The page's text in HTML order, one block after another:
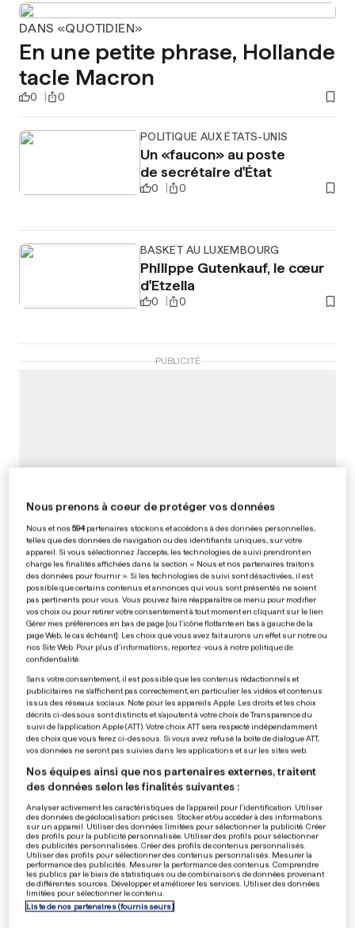
DANS «QUOTIDIEN»
En une petite phrase, Hollande
tacle Macron
0 0
POLITIQUE AUX ÉTATS-UNIS
Un «faucon» au poste
de secrétaire d'État
0 0
BASKET AU LUXEMBOURG
Philippe Gutenkauf, le cœur
d'Etzella
0 0
PUBLICITÉ
PROCÈS AUX ÉTATS-UNIS
Reconnu coupable, Cosby
risque 30 ans de prison
0 0
ÉVÉNEMENT AU LUXEMBOURG
16 000 canards sur la ligne de
départ
0
LIGUE 1 - 35E JOURNÉE
Le FC Metz à quitte ou
double à Lille
0 0
Nous prenons à coeur de protéger vos données
Nous et nos594partenaires stockons et accédons à des données personnelles,
telles que des données de navigation ou des identifiants uniques, sur votre
appareil. Si vous sélectionnez J'accepte, les technologies de suivi prendront en
charge les finalités affichées dans la section « Nous et nos partenaires traitons
des données pour fournir ». Si les technologies de suivi sont désactivées, il est
possible que certains contenus et annonces qui vous sont présentés ne soient
pas pertinents pour vous. Vous pouvez faire réapparaître ce menu pour modifier
vos choix ou pour retirer votre consentement à tout moment en cliquant sur le lien
Gérer mes préférences en bas de page [ou l'icône flottante en bas à gauche de la
page Web, le cas échéant]. Les choix que vous avez fait aurons un effet sur notre ou
nos Site Web. Pour plus d’informations, reportez-vous à notre politique de
confidentialité.
Sans votre consentement, il est possible que les contenus rédactionnels et
publicitaires ne s'affichent pas correctement, en particulier les vidéos et contenus
issus des réseaux sociaux. Note pour les appareils Apple: Les droits et les choix
décrits ci-dessous sont distincts et s'ajoutent à votre choix de Transparence du
suivi de l'application Apple (ATT). Votre choix ATT sera respecté indépendamment
des choix que vous ferez ci-dessous. Si vous avez refusé la boîte de dialogue ATT,
vos données ne seront pas suivies dans les applications et sur les sites web.
Nos équipes ainsi que nos partenaires externes, traitent
des données selon les finalités suivantes :
Analyser activement les caractéristiques de l’appareil pour l’identification. Utiliser
des données de géolocalisation précises. Stocker et/ou accéder à des informations
sur un appareil. Utiliser des données limitées pour sélectionner la publicité. Créer
des profils pour la publicité personnalisée. Utiliser des profils pour sélectionner
des publicités personnalisées. Créer des profils de contenus personnalisés.
Utiliser des profils pour sélectionner des contenus personnalisés. Mesurer la
performance des publicités. Mesurer la performance des contenus. Comprendre
les publics par le biais de statistiques ou de combinaisons de données provenant
de différentes sources. Développer et améliorer les services. Utiliser des données
limitées pour sélectionner le contenu.
Liste de nos partenaires (fournisseurs)